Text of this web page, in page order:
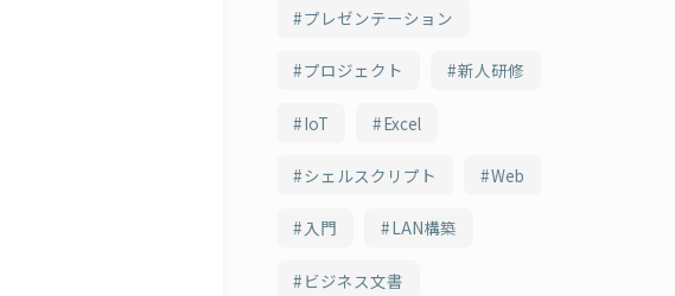
プレゼンテーション
プロジェクト 新人研修
IoT Excel
シェルスクリプト Web
入門 LAN構築
ビジネス文書